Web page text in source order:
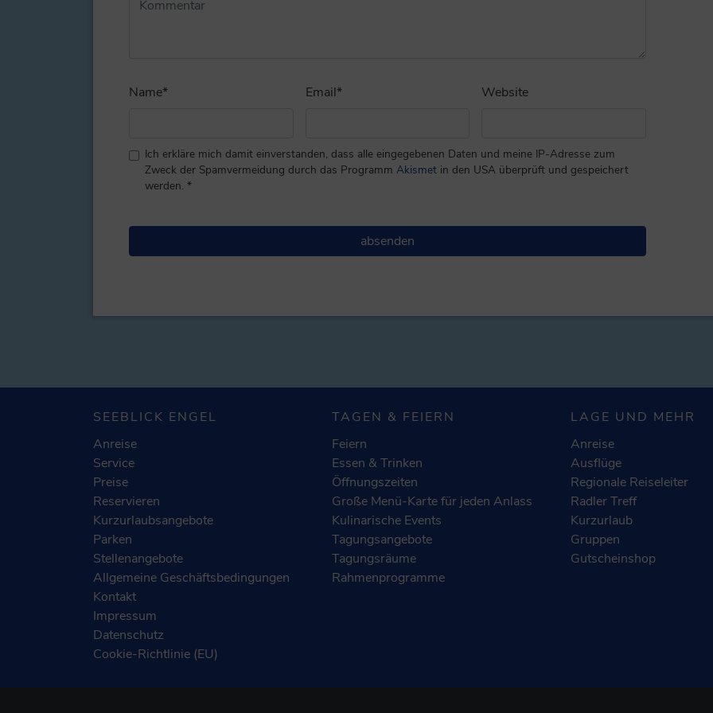
Name* Email* Website
Ich erkläre mich damit einverstanden, dass alle eingegebenen Daten und meine IP-Adresse zum
Zweck der Spamvermeidung durch das Programm Akismet in den USA überprüft und gespeichert
werden. *
SEEBLICK ENGEL
Anreise
Service
Preise
Reservieren
Kurzurlaubsangebote
Parken
Stellenangebote
Allgemeine Geschäftsbedingungen
Kontakt
Impressum
Datenschutz
Cookie-Richtlinie (EU)
TAGEN & FEIERN
Feiern
Essen & Trinken
Öffnungszeiten
Große Menü-Karte für jeden Anlass
Kulinarische Events
Tagungsangebote
Tagungsräume
Rahmenprogramme
LAGE UND MEHR
Anreise
Ausflüge
Regionale Reiseleiter
Radler Treff
Kurzurlaub
Gruppen
Gutscheinshop